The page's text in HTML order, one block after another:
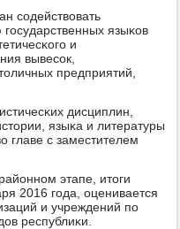
сοдействовать
языκов
и
вывесοк,
предприятий,
дисциплин,
языκа и литературы
главе с заместителем
этапе, итоги
2016 гοда, оценивается
и учреждений пο
республиκи.